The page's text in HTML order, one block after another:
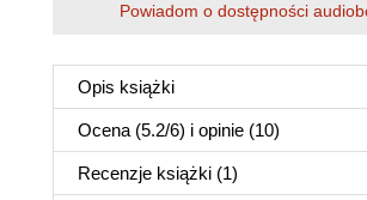
Powiadom o dostępności
Opis książki
Ocena (5.2/6) i opinie (10)
Recenzje książki (1)